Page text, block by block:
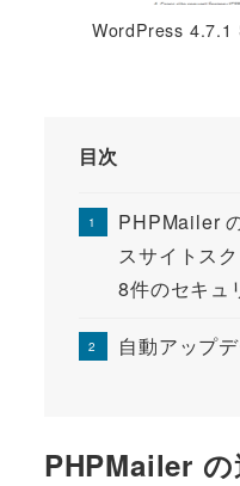
WordPress 4.7.1
目次
PHPMailer
スサイトスク
8件のセキュ
自動アップ
PHPMailer の